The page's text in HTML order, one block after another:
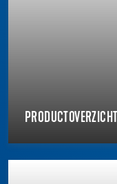
PRODUCTOVERZICHT